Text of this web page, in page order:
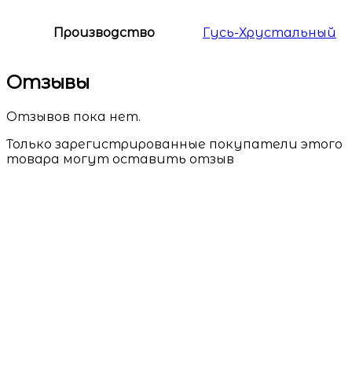
Производство Гусь-Хрустальный
Отзывы
Отзывов пока нет.
Только зарегистрированные покупатели этого
товара могут оставить отзыв